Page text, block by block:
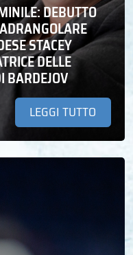
DEBUTTO
STACEY
DELLE
BARDEJOV
LEGGI TUTTO